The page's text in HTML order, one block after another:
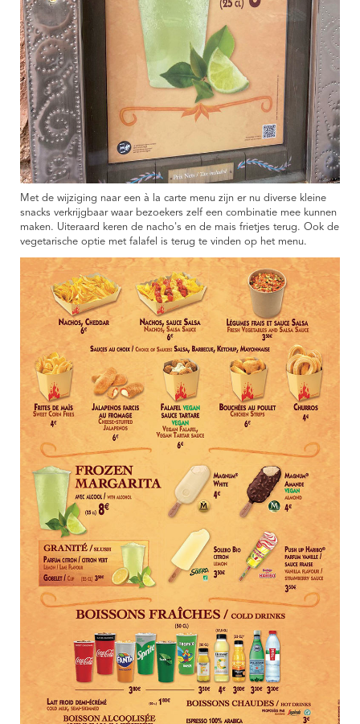
Met de wijziging naar een à la carte menu zijn er nu diverse kleine
snacks verkrijgbaar waar bezoekers zelf een combinatie mee kunnen
maken. Uiteraard keren de nacho's en de mais frietjes terug. Ook de
vegetarische optie met falafel is terug te vinden op het menu.